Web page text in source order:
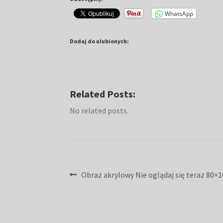
WhatsApp
Dodaj do ulubionych:
Related Posts:
No related posts.
Nawigacja
Poprzedni
Obraz akrylowy Nie oglądaj się teraz